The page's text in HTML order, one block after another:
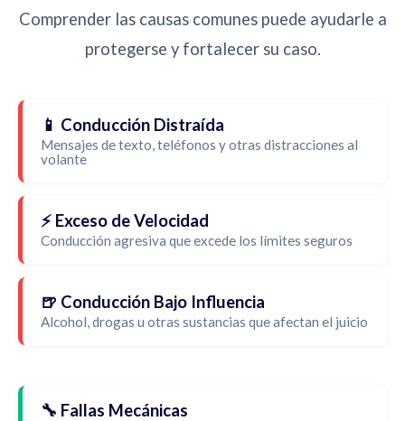
Comprender las causas comunes puede ayudarle a
protegerse y fortalecer su caso.
📱 Conducción Distraída
Mensajes de texto, teléfonos y otras distracciones al
volante
⚡ Exceso de Velocidad
Conducción agresiva que excede los límites seguros
🍺 Conducción Bajo Influencia
Alcohol, drogas u otras sustancias que afectan el juicio
🔧 Fallas Mecánicas